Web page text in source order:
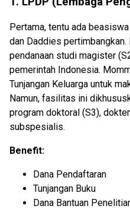
Pertama, tentu ada
dan Daddies
pendanaan studi magister
pemerintah Indonesia.
Tunjangan Keluarga untuk
Namun, fasilitas ini
program doktoral (S3),
subspesialis.
Benefit:
Dana Pendaftaran
Tunjangan Buku
Dana Bantuan